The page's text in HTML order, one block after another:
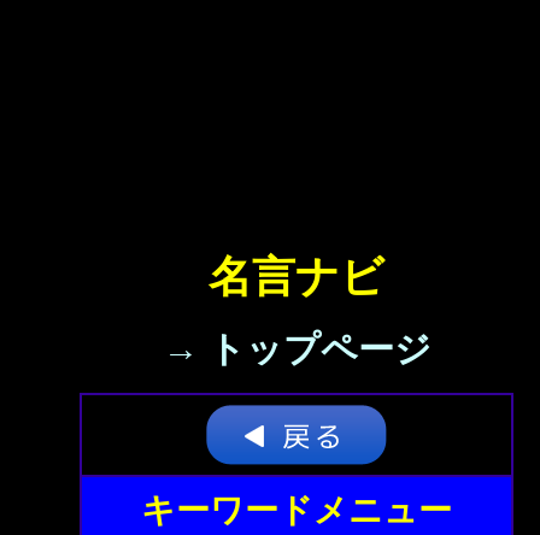
名言ナビ
→ トップページ
キーワードメニュー